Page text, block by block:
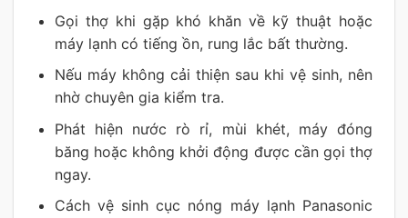
Gọi thợ khi gặp khó khăn về kỹ thuật hoặc
máy lạnh có tiếng ồn, rung lắc bất thường.
Nếu máy không cải thiện sau khi vệ sinh, nên
nhờ chuyên gia kiểm tra.
Phát hiện nước rò rỉ, mùi khét, máy đóng
băng hoặc không khởi động được cần gọi thợ
ngay.
Cách vệ sinh cục nóng máy lạnh Panasonic